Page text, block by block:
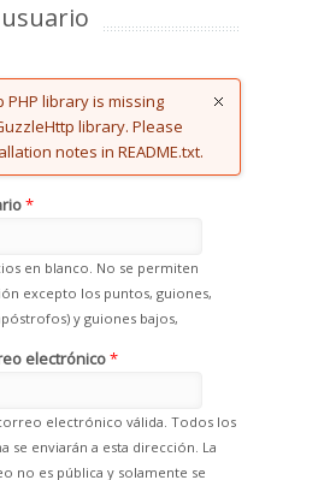
PHP library is missing
library. Please
notes in README.txt.
*
en blanco. No se permiten
excepto los puntos, guiones,
y guiones bajos,
electrónico*
electrónico válida. Todos los
se enviarán a esta dirección. La
no es pública y solamente se